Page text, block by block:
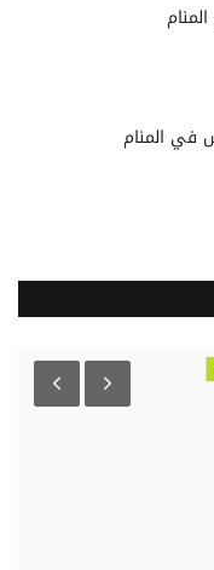
في المنام